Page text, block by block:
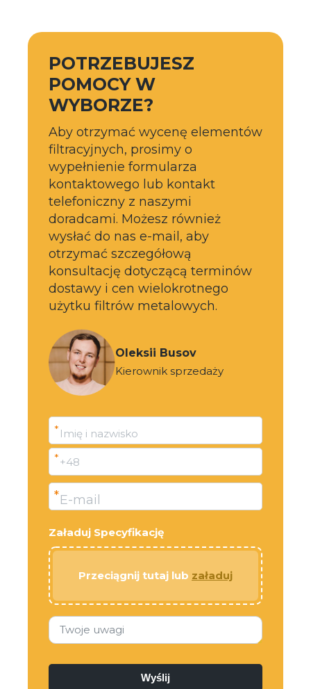
POTRZEBUJESZ
POMOCY W
WYBORZE?
Aby otrzymać wycenę elementów
filtracyjnych, prosimy o
wypełnienie formularza
kontaktowego lub kontakt
telefoniczny z naszymi
doradcami. Możesz również
wysłać do nas e-mail, aby
otrzymać szczegółową
konsultację dotyczącą terminów
dostawy i cen wielokrotnego
użytku filtrów metalowych.
Oleksii Busov
Kierownik sprzedaży
Imię i nazwisko
*
+48
*
E-mail
*
Załaduj Specyfikację
Przeciągnij tutaj lub załaduj
Twoje uwagi